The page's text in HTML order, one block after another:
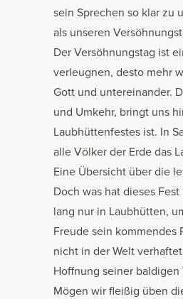
sein Sprechen so klar zu
als unseren
Der Versöhnungstag ist
verleugnen, desto mehr
Gott und untereinander.
und Umkehr, bringt uns
Laubhüttenfestes ist. In
alle Völker der Erde das
Eine Übersicht über die
Doch was hat dieses
lang nur in Laubhütten,
Freude sein kommendes
nicht in der Welt
Hoffnung seiner
Mögen wir fleißig üben